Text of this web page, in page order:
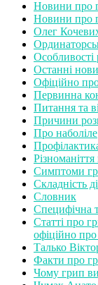
Новини про
Новини про
Олег
Особливості
Останні
Офіційно
Первинна
Питання та
Причини
Про наболіле
Симптоми
Складність
Словник
Специфічна
Статті про
офіційно
Талько
Факти про
Чому грип